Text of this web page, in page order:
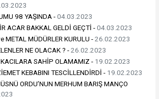
98 YAŞINDA -04.03.2023
ACAR BAKKAL GELDİ GEÇTİ -04.03.2023
METAL MÜDÜRLER KURULU -26.02.2023
NE OLACAK ? -26.02.2023
SAHİP OLAMAMIZ - 19.02.2023
KEBABINI TESCİLLENDİRDİ - 19.02.2023
ORDU’NUN MERHUM BARIŞ MANÇO